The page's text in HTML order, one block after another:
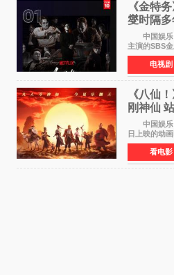
《金特
燮时隔
剧新纪
中国娱乐
主演的SBS
月11日播出
瞬间最高更
录，更稳坐
电视剧
《八仙
刚神仙
中国娱乐网讯
日上映的动
18日。这部
这句刻在国
片讲述凡人
看电影